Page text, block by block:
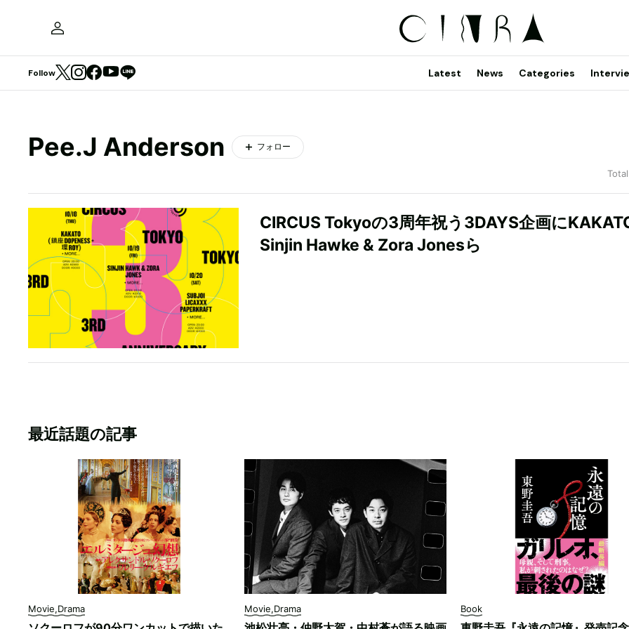
Follow Latest News Categories
Pee.J Anderson フォロー
CIRCUS Tokyoの3周年祝う3DAYS企画に
Sinjin Hawke & Zora Jonesら
最近話題の記事
Movie,Drama Movie,Drama Book